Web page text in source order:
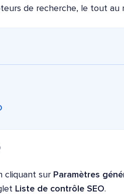
de recherche, le tout au
cliquant sur Paramètres
Liste de contrôle SEO.